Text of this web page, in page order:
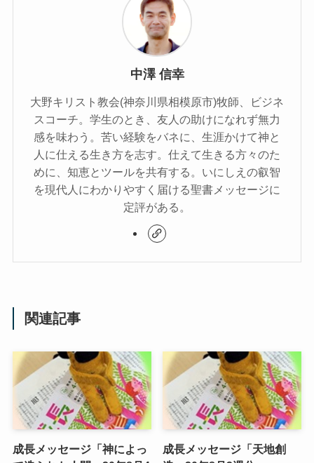
中澤 信幸
大野キリスト教会(神奈川県相模原市)牧師、ビジネ
スコーチ。学生のとき、友人の助けになれず無力
感を味わう。苦い経験をバネに、生涯かけて神と
人に仕える生き方を志す。仕えて生きる方々のた
めに、知恵とツールを共有する。いにしえの叡智
を現代人にわかりやすく届ける聖書メッセージに
定評がある。
関連記事
成長メッセージ「神によっ
成長メッセージ「天地創